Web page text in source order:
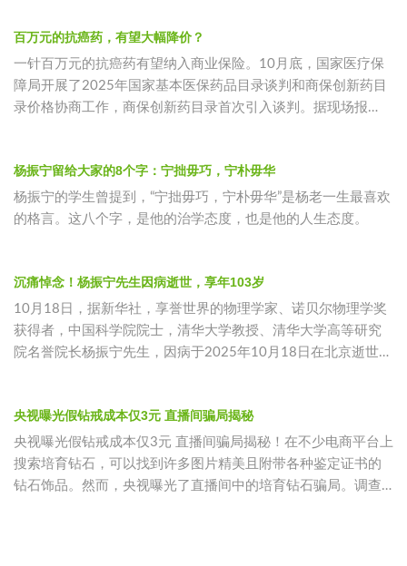
百万元的抗癌药，有望大幅降价？
一针百万元的抗癌药有望纳入商业保险。10月底，国家医疗保
障局开展了2025年国家基本医保药品目录谈判和商保创新药目
录价格协商工作，商保创新药目录首次引入谈判。据现场报
杨振宁留给大家的8个字：宁拙毋巧，宁朴毋华
杨振宁的学生曾提到，“宁拙毋巧，宁朴毋华”是杨老一生最喜欢
的格言。这八个字，是他的治学态度，也是他的人生态度。
沉痛悼念！杨振宁先生因病逝世，享年103岁
10月18日，据新华社，享誉世界的物理学家、诺贝尔物理学奖
获得者，中国科学院院士，清华大学教授、清华大学高等研究
院名誉院长杨振宁先生，因病于2025年10月18日在北京逝世，
央视曝光假钻戒成本仅3元 直播间骗局揭秘
央视曝光假钻戒成本仅3元 直播间骗局揭秘！在不少电商平台上
搜索培育钻石，可以找到许多图片精美且附带各种鉴定证书的
钻石饰品。然而，央视曝光了直播间中的培育钻石骗局。调查